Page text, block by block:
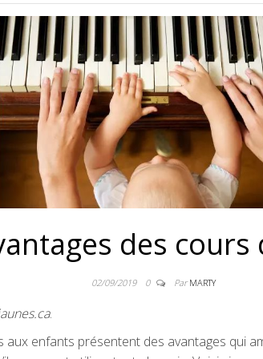
des
02/09/2019 0 ParMARTY
.
aux enfants présentent des avantages qui